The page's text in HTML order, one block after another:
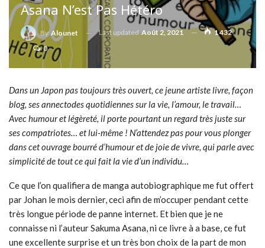
Asana N’est Pas Hétéro
ByAlounet Last updatedAoût 2, 2021
1 432
0
Dans un Japon pas toujours très ouvert, ce jeune artiste livre, façon
blog, ses annectodes quotidiennes sur la vie, l’amour, le travail…
Avec humour et légèreté, il porte pourtant un regard très juste sur
ses compatriotes… et lui-même ! N’attendez pas pour vous plonger
dans cet ouvrage bourré d’humour et de joie de vivre, qui parle avec
simplicité de tout ce qui fait la vie d’un individu…
Ce que l’on qualifiera de manga autobiographique me fut offert
par Johan le mois dernier, ceci afin de m’occuper pendant cette
très longue période de panne internet. Et bien que je ne
connaisse ni l’auteur Sakuma Asana, ni ce livre à a base, ce fut
une excellente surprise et un très bon choix de la part de mon